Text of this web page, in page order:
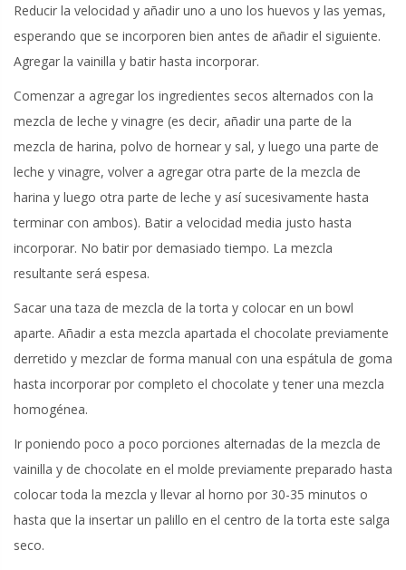
Reducir la velocidad y añadir uno a uno los huevos y las yemas,
esperando que se incorporen bien antes de añadir el siguiente.
Agregar la vainilla y batir hasta incorporar.
Comenzar a agregar los ingredientes secos alternados con la
mezcla de leche y vinagre (es decir, añadir una parte de la
mezcla de harina, polvo de hornear y sal, y luego una parte de
leche y vinagre, volver a agregar otra parte de la mezcla de
harina y luego otra parte de leche y así sucesivamente hasta
terminar con ambos). Batir a velocidad media justo hasta
incorporar. No batir por demasiado tiempo. La mezcla
resultante será espesa.
Sacar una taza de mezcla de la torta y colocar en un bowl
aparte. Añadir a esta mezcla apartada el chocolate previamente
derretido y mezclar de forma manual con una espátula de goma
hasta incorporar por completo el chocolate y tener una mezcla
homogénea.
Ir poniendo poco a poco porciones alternadas de la mezcla de
vainilla y de chocolate en el molde previamente preparado hasta
colocar toda la mezcla y llevar al horno por 30-35 minutos o
hasta que la insertar un palillo en el centro de la torta este salga
seco.